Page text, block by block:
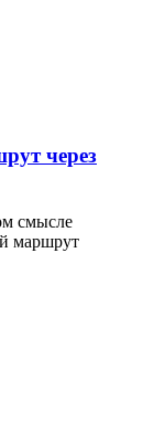
через
смысле
маршрут